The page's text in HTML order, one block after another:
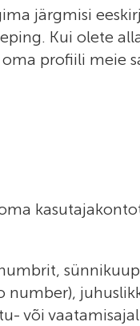
järgmisi
Kui olete
profiili meie
number),
või